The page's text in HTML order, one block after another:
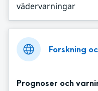
vädervarningar
Forskning
Prognoser och